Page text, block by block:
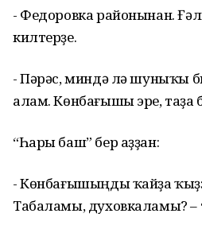
- Федоровка районынан.
килтерҙе.
- Пәрәс, миндә лә шуныҡы
алам. Көнбағышы эре, таҙа
“Һары баш” бер аҙҙан:
- Көнбағышыңды ҡайҙа
Табаламы, духовкаламы? –